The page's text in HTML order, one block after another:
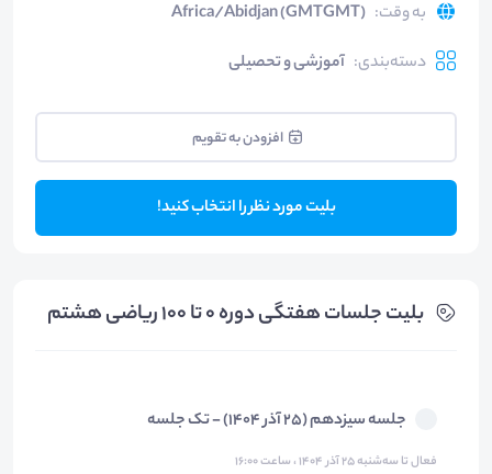
به وقت:
Africa/Abidjan (GMTGMT)
دسته‌بندی: آموزشی و تحصیلی
افزودن به تقویم
بلیت مورد نظر را انتخاب کنید!
بلیت‌ جلسات هفتگی دوره 0 تا 100 ریاضی هشتم
جلسه سیزدهم (25 آذر 1404) - تک جلسه
فعال تا سه‌شنبه ۲۵ آذر ۱۴۰۴ ، ساعت ۱۶:۰۰